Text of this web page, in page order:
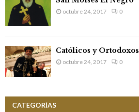
octubre 24, 2017 0
Católicos y Ortodoxos
octubre 24, 2017 0
CATEGORÍAS